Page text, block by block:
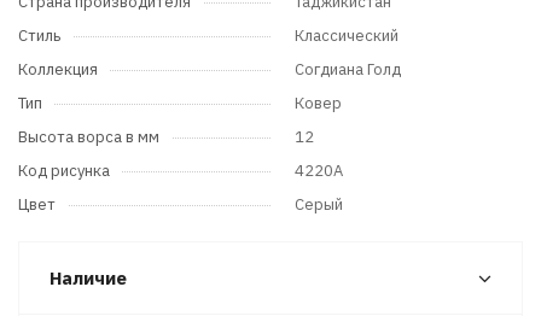
Стиль
Классический
Коллекция
Согдиана Голд
Тип
Ковер
Высота ворса в мм
12
Код рисунка
4220A
Цвет
Серый
Наличие